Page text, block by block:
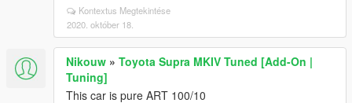
Kontextus Megtekintése
2020. október 18.
Nikouw » Toyota Supra MKIV Tuned [Add-On |
Tuning]
This car is pure ART 100/10